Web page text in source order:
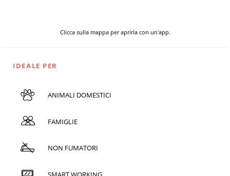
Clicca sulla mappa per aprirla con un'app.
IDEALE PER
ANIMALI DOMESTICI
FAMIGLIE
NON FUMATORI